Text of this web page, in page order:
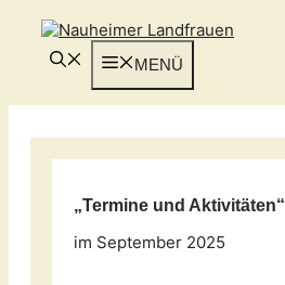
Inhalt
springen
MENÜ
„Termine und Aktivitäten“
im September 2025